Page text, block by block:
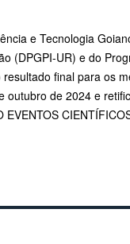
e Tecnologia
(DPGPI-UR) e do
final para os
outubro de 2024 e
EVENTOS